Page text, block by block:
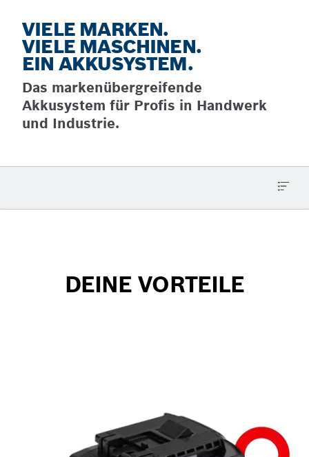
VIELE MARKEN.
VIELE MASCHINEN.
EIN AKKUSYSTEM.
Das markenübergreifende
Akkusystem für Profis in Handwerk
und Industrie.
DEINE VORTEILE